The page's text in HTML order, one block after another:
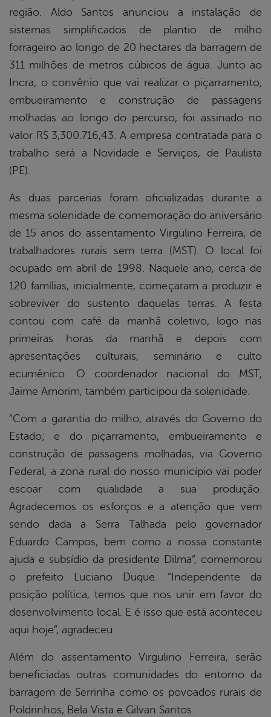
região. Aldo Santos anunciou a instalação de
sistemas simplificados de plantio de milho
forrageiro ao longo de 20 hectares da barragem de
311 milhões de metros cúbicos de água. Junto ao
Incra, o convênio que vai realizar o piçarramento,
embueiramento e construção de passagens
molhadas ao longo do percurso, foi assinado no
valor R$ 3,300.716,43. A empresa contratada para o
trabalho será a Novidade e Serviços, de Paulista
(PE).
As duas parcerias foram oficializadas durante a
mesma solenidade de comemoração do aniversário
de 15 anos do assentamento Virgulino Ferreira, de
trabalhadores rurais sem terra (MST). O local foi
ocupado em abril de 1998. Naquele ano, cerca de
120 famílias, inicialmente, começaram a produzir e
sobreviver do sustento daquelas terras. A festa
contou com café da manhã coletivo, logo nas
primeiras horas da manhã e depois com
apresentações culturais, seminário e culto
ecumênico. O coordenador nacional do MST,
Jaime Amorim, também participou da solenidade.
“Com a garantia do milho, através do Governo do
Estado; e do piçarramento, embueiramento e
construção de passagens molhadas, via Governo
Federal, a zona rural do nosso município vai poder
escoar com qualidade a sua produção.
Agradecemos os esforços e a atenção que vem
sendo dada a Serra Talhada pelo governador
Eduardo Campos, bem como a nossa constante
ajuda e subsídio da presidente Dilma”, comemorou
o prefeito Luciano Duque. “Independente da
posição política, temos que nos unir em favor do
desenvolvimento local. E é isso que está aconteceu
aqui hoje”, agradeceu.
Além do assentamento Virgulino Ferreira, serão
beneficiadas outras comunidades do entorno da
barragem de Serrinha como os povoados rurais de
Poldrinhos, Bela Vista e Gilvan Santos.